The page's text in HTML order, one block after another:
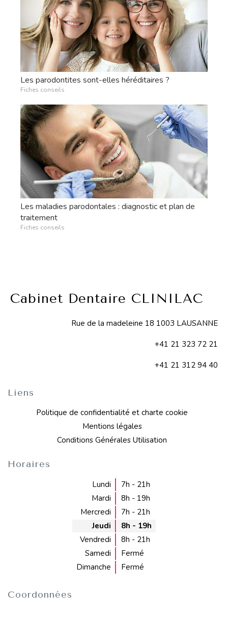
Les parodontites sont-elles héréditaires ?
Fiches conseils
Les maladies parodontales : diagnostic et plan de
traitement
Fiches conseils
Cabinet Dentaire CLINILAC
Rue de la madeleine 18 1003 LAUSANNE
+41 21 323 72 21
+41 21 312 94 40
Liens
Politique de confidentialité et charte cookie
Mentions légales
Conditions Générales Utilisation
Horaires
Lundi
7h - 21h
Mardi
8h - 19h
Mercredi
7h - 21h
Jeudi
8h - 19h
Vendredi
8h - 21h
Samedi
Fermé
Dimanche
Fermé
Coordonnées